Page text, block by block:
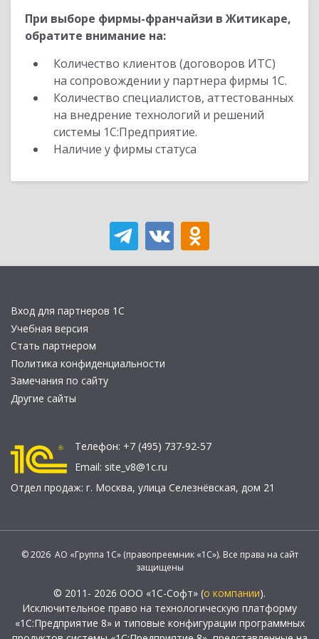
При выборе фирмы-франчайзи в Житикаре,
обратите внимание на:
Количество клиентов (договоров ИТС)
на сопровождении у партнера фирмы 1С.
Количество специалистов, аттестованных
на внедрение технологий и решений
системы 1С:Предприятие.
Наличие у фирмы статуса
Вход для партнеров 1С
Учебная версия
Стать партнером
Политика конфиденциальности
Замечания по сайту
Другие сайты
Телефон: +7 (495) 737-92-57
Email: site_v8@1c.ru
Отдел продаж: г. Москва, улица Селезнёвская, дом 21
© 2026 АО «Группа 1С» (правопреемник «1С»). Все права на сайт
защищены
© 2011- 2026 ООО «1С-Софт» (о компании).
Исключительное право на технологическую платформу
«1С:Предприятие 8» и типовые конфигурации программных